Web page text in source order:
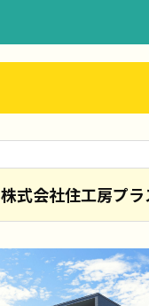
株式会社住工房プ